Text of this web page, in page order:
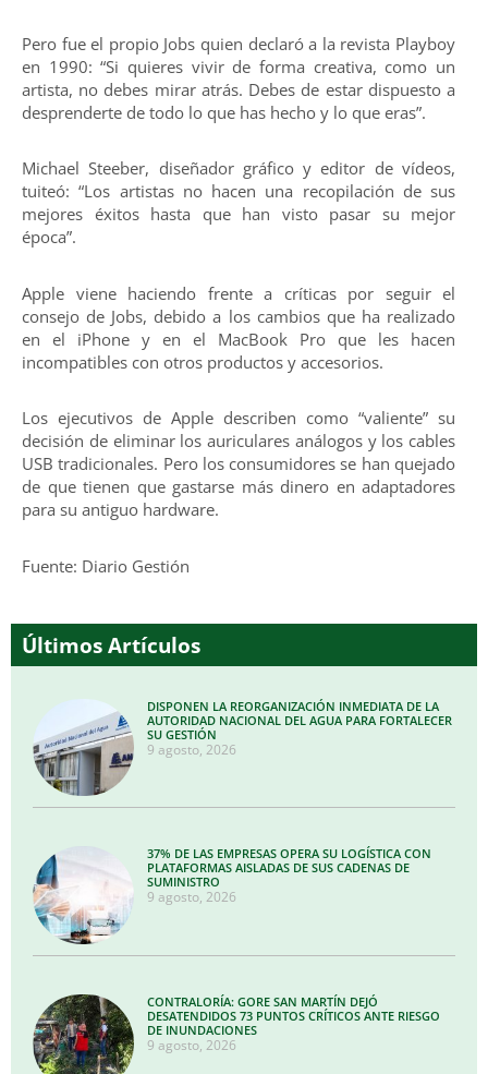
Pero fue el propio Jobs quien declaró a la revista Playboy
en 1990: “Si quieres vivir de forma creativa, como un
artista, no debes mirar atrás. Debes de estar dispuesto a
desprenderte de todo lo que has hecho y lo que eras”.
Michael Steeber, diseñador gráfico y editor de vídeos,
tuiteó: “Los artistas no hacen una recopilación de sus
mejores éxitos hasta que han visto pasar su mejor
época”.
Apple viene haciendo frente a críticas por seguir el
consejo de Jobs, debido a los cambios que ha realizado
en el iPhone y en el MacBook Pro que les hacen
incompatibles con otros productos y accesorios.
Los ejecutivos de Apple describen como “valiente” su
decisión de eliminar los auriculares análogos y los cables
USB tradicionales. Pero los consumidores se han quejado
de que tienen que gastarse más dinero en adaptadores
para su antiguo hardware.
Fuente: Diario Gestión
Últimos Artículos
DISPONEN LA REORGANIZACIÓN INMEDIATA DE LA
AUTORIDAD NACIONAL DEL AGUA PARA FORTALECER
SU GESTIÓN
9 agosto, 2026
37% DE LAS EMPRESAS OPERA SU LOGÍSTICA CON
PLATAFORMAS AISLADAS DE SUS CADENAS DE
SUMINISTRO
9 agosto, 2026
CONTRALORÍA: GORE SAN MARTÍN DEJÓ
DESATENDIDOS 73 PUNTOS CRÍTICOS ANTE RIESGO
DE INUNDACIONES
9 agosto, 2026